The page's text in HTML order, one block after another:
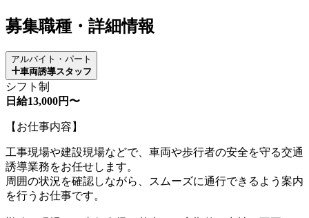
募集職種・詳細情報
アルバイト・パート
車両誘導スタッフ
シフト制
日給13,000円〜
【お仕事内容】
工事現場や建設現場などで、車両や歩行者の安全を守る交通
誘導業務をお任せします。
周囲の状況を確認しながら、スムーズに通行できるよう案内
を行うお仕事です。